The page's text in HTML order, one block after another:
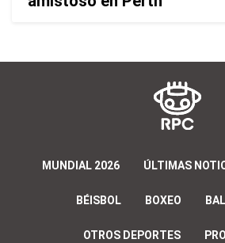
MUNDIAL 2026 ÚLTIMAS
BÉISBOL BOXEO
OTROS DEPORTES